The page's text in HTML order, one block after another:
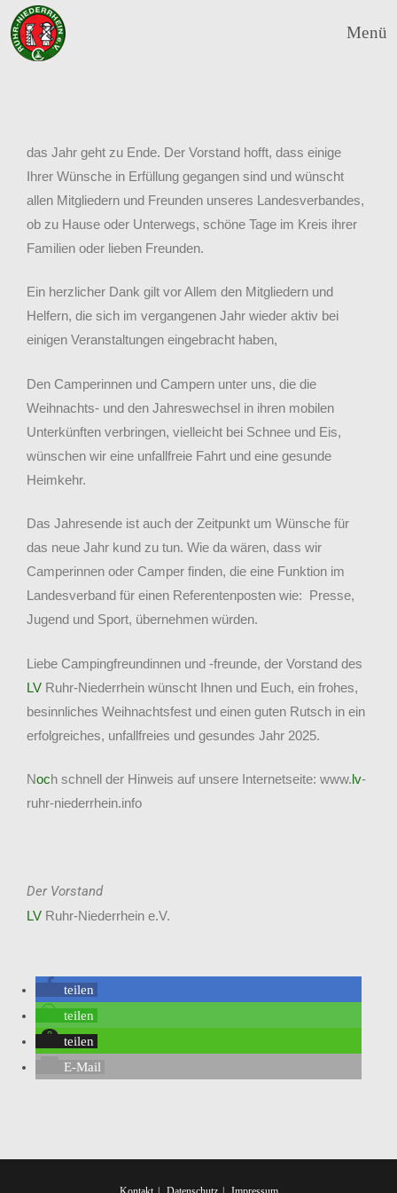
Menü
das Jahr geht zu Ende. Der Vorstand hofft, dass einige
Ihrer Wünsche in Erfüllung gegangen sind und wünscht
allen Mitgliedern und Freunden unseres Landesverbandes,
ob zu Hause oder Unterwegs, schöne Tage im Kreis ihrer
Familien oder lieben Freunden.
Ein herzlicher Dank gilt vor Allem den Mitgliedern und
Helfern, die sich im vergangenen Jahr wieder aktiv bei
einigen Veranstaltungen eingebracht haben,
Den Camperinnen und Campern unter uns, die die
Weihnachts- und den Jahreswechsel in ihren mobilen
Unterkünften verbringen, vielleicht bei Schnee und Eis,
wünschen wir eine unfallfreie Fahrt und eine gesunde
Heimkehr.
Das Jahresende ist auch der Zeitpunkt um Wünsche für
das neue Jahr kund zu tun. Wie da wären, dass wir
Camperinnen oder Camper finden, die eine Funktion im
Landesverband für einen Referentenposten wie: Presse,
Jugend und Sport, übernehmen würden.
Liebe Campingfreundinnen und -freunde, der Vorstand des
LV Ruhr-Niederrhein wünscht Ihnen und Euch, ein frohes,
besinnliches Weihnachtsfest und einen guten Rutsch in ein
erfolgreiches, unfallfreies und gesundes Jahr 2025.
Noch schnell der Hinweis auf unsere Internetseite: www.lv-
ruhr-niederrhein.info
Der Vorstand
LV Ruhr-Niederrhein e.V.
teilen
teilen
teilen
E-Mail